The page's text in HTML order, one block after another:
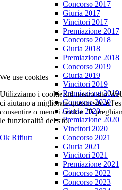
Concorso 2017
Giuria 2017
Vincitori 2017
Premiazione 2017
Concorso 2018
Giuria 2018
Premiazione 2018
Concorso 2019
Giuria 2019
Vincitori 2019
Premiazione 2019
Concorso 2020
Giuria 2020
Premiazione 2020
Vincitori 2020
Concorso 2021
Giuria 2021
Vincitori 2021
Premiazione 2021
Concorso 2022
Concorso 2023
We use cookies
Utilizziamo i cookie sul nostro sito
ci aiutano a migliorare questo sito e
consentire o meno i cookie. Ti
le funzionalità del sito.
Ok Rifiuta